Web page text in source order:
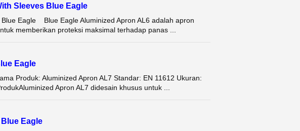
Sleeves Blue Eagle
Eagle Blue Eagle Aluminized Apron AL6 adalah apron
memberikan proteksi maksimal terhadap panas ...
Eagle
Produk: Aluminized Apron AL7 Standar: EN 11612 Ukuran:
Apron AL7 didesain khusus untuk ...
Eagle